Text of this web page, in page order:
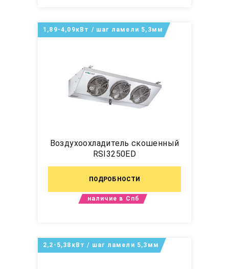
Воздухоохладитель скошенный
RSI3250ED
ПОДРОБНОСТИ
1,89-4,09кВт / шаг ламели 5,3мм
наличие в Спб
2,2-5,38кВт / шаг ламели 5,3мм